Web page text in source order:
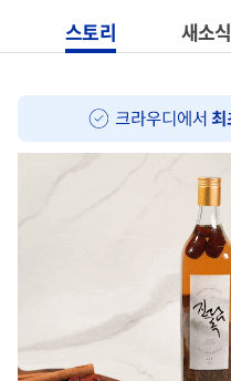
스토리 새소식